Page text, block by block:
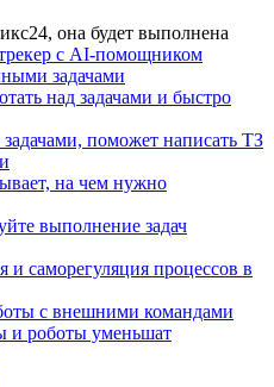
она будет выполнена
с AI-помощником
задачами
над задачами и быстро
задачами, поможет написать ТЗ
на чем нужно
выполнение задач
и саморегуляция процессов в
с внешними командами
и роботы уменьшат